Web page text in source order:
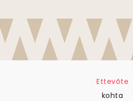
Ettevõte
kohta